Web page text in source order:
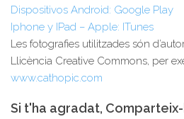
Dispositivos Android: Google Play
Iphone y IPad – Apple: ITunes
Les fotografies utilitzades són
Llicència Creative Commons, per
www.cathopic.com
Si t'ha agradat,